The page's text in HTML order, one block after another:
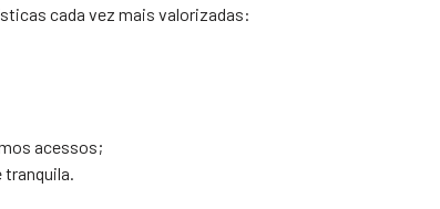
cada vez mais valorizadas:
acessos;
tranquila.